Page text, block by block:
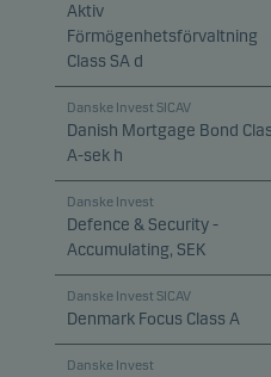
Aktiv
Förmögenhetsförvaltning
Class SA d
Danske Invest SICAV
Danish Mortgage Bond
A-sek h
Danske Invest
Defence & Security -
Accumulating, SEK
Danske Invest SICAV
Denmark Focus Class A
Danske Invest